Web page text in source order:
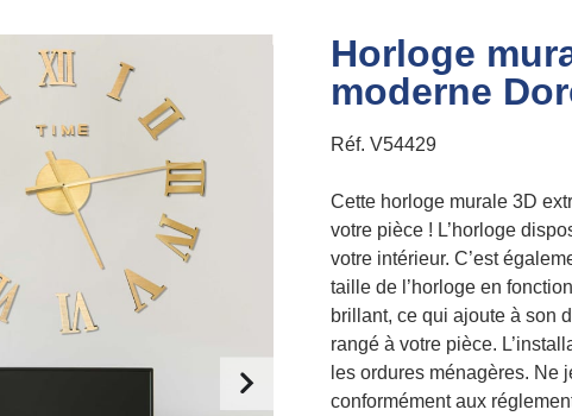
Horloge
moderne
Réf. V54429
Cette horloge murale 3D
votre pièce ! L’horloge
votre intérieur. C’est
taille de l’horloge en
brillant, ce qui ajoute à son
rangé à votre pièce.
les ordures ménagères. Ne
conformément aux